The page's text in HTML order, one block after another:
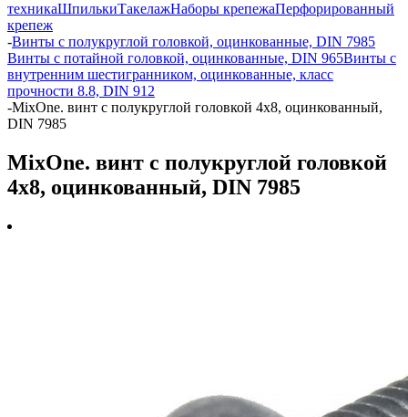
техникаШпилькиТакелажНаборы крепежаПерфорированный
крепеж
-Винты с полукруглой головкой, оцинкованные, DIN 7985
Винты с потайной головкой, оцинкованные, DIN 965Винты с
внутренним шестигранником, оцинкованные, класс
прочности 8.8, DIN 912
-MixOne. винт с полукруглой головкой 4х8, оцинкованный,
DIN 7985
MixOne. винт с полукруглой головкой
4х8, оцинкованный, DIN 7985